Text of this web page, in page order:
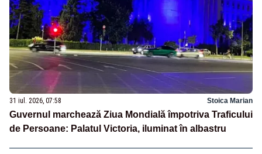
31 iul. 2026, 07:58 Stoica Marian
Guvernul marchează Ziua Mondială împotriva Traficului
de Persoane: Palatul Victoria, iluminat în albastru